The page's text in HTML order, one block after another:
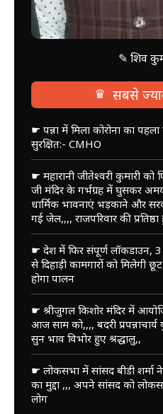
✎ शिव
♛ सबसे
☛ पन्ना में मिला कोरोना का
सुरक्षित:- CMHO
☛ महारानी जीतेश्वरी कुमारी
जी मंदिर के गर्भग्रह में घुसकर
धार्मिक भावनाएं भड़काने और
गई जेल,,,, राजपरिवार की प्रतिष्ठा
☛ देश में फिर संपूर्ण लॉकडाउन,
से दिहाड़ी कामगारों को मिलेगी
होगा पालन
☛ श्रीजुगल किशोर मंदिर में
आज साम को,,,, बदरी
सुन भाव विभोर हुए श्रद्धालु,,
☛ लोकसभा में सांसद बीडी शर्मा
का मुद्दा ,,, अपने सांसद को
लोग